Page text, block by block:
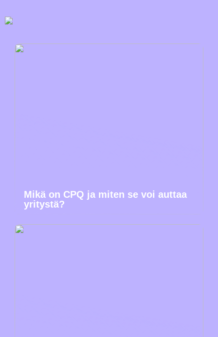
Mikä on CPQ ja miten se voi auttaa
yritystä?